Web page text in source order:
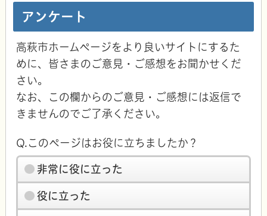
アンケート
高萩市ホームページをより良いサイトにするた
めに、皆さまのご意見・ご感想をお聞かせくだ
さい。
なお、この欄からのご意見・ご感想には返信で
きませんのでご了承ください。
Q.このページはお役に立ちましたか？
非常に役に立った
役に立った